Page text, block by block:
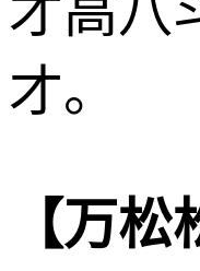
才高八
才。
【万松